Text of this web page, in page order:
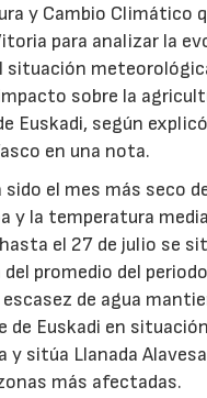
y Cambio Climático
para analizar la
situación
sobre la
Euskadi, según
en una nota.
sido el mes más seco
y la temperatura media
el 27 de julio se
promedio del
de agua
de Euskadi en
y sitúa Llanada
más afectadas.